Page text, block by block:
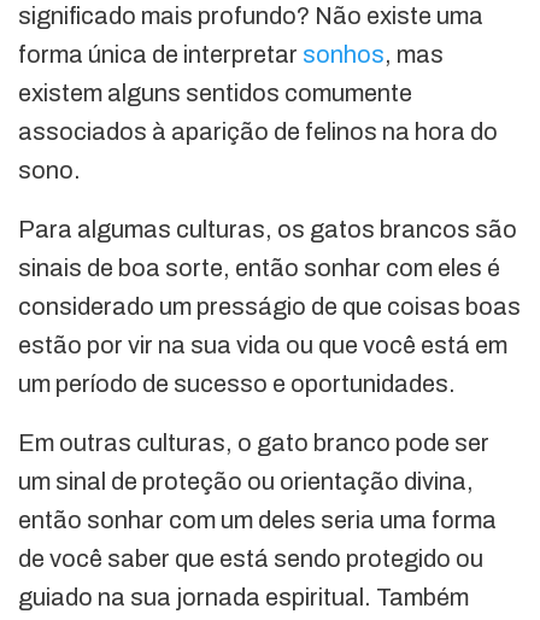
significado mais profundo? Não existe uma
forma única de interpretar sonhos, mas
existem alguns sentidos comumente
associados à aparição de felinos na hora do
sono.
Para algumas culturas, os gatos brancos são
sinais de boa sorte, então sonhar com eles é
considerado um presságio de que coisas boas
estão por vir na sua vida ou que você está em
um período de sucesso e oportunidades.
Em outras culturas, o gato branco pode ser
um sinal de proteção ou orientação divina,
então sonhar com um deles seria uma forma
de você saber que está sendo protegido ou
guiado na sua jornada espiritual. Também